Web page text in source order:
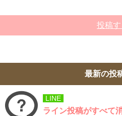
投稿す
最新の投
LINE
ライン投稿がすべて